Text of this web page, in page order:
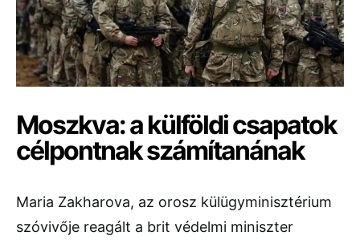
Moszkva: a külföldi csapatok
célpontnak számítanának
Maria Zakharova, az orosz külügyminisztérium
szóvivője reagált a brit védelmi miniszter